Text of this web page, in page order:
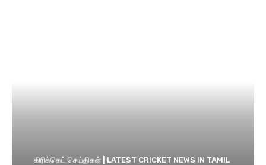
கிரிக்கெட் செய்திகள் | LATEST CRICKET NEWS IN TAMIL